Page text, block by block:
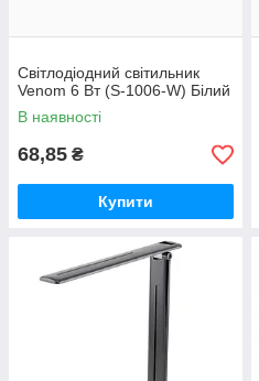
Світлодіодний світильник
Venom 6 Вт (S-1006-W) Білий
В наявності
68,85 ₴
Купити